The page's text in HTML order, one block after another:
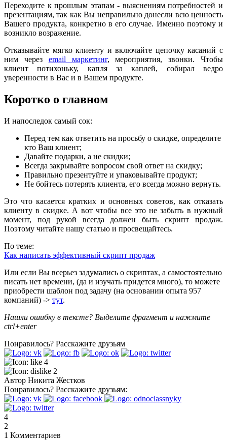
Переходите к прошлым этапам - выяснениям потребностей и
презентациям, так как Вы неправильно донесли всю ценность
Вашего продукта, конкретно в его случае. Именно поэтому и
возникло возражение.
Отказывайте мягко клиенту и включайте цепочку касаний с
ним через email маркетинг, мероприятия, звонки. Чтобы
клиент потихоньку, капля за каплей, собирал ведро
уверенности в Вас и в Вашем продукте.
Коротко о главном
И напоследок самый сок:
Перед тем как ответить на просьбу о скидке, определите
кто Ваш клиент;
Давайте подарки, а не скидки;
Всегда закрывайте вопросом свой ответ на скидку;
Правильно презентуйте и упаковывайте продукт;
Не бойтесь потерять клиента, его всегда можно вернуть.
Это что касается кратких и основных советов, как отказать
клиенту в скидке. А вот чтобы все это не забыть в нужный
момент, под рукой всегда должен быть скрипт продаж.
Поэтому читайте нашу статью и просвещайтесь.
По теме:
Как написать эффективный скрипт продаж
Или если Вы всерьез задумались о скриптах, а самостоятельно
писать нет времени, (да и изучать придется много), то можете
приобрести шаблон под задачу (на основании опыта 957
компаний) -> тут.
Нашли ошибку в тексте? Выделите фрагмент и нажмите
ctrl+enter
Понравилось? Расскажите друзьям
4
2
Автор Никита Жестков
Понравилось? Расскажите друзьям:
4
2
1 Комментариев